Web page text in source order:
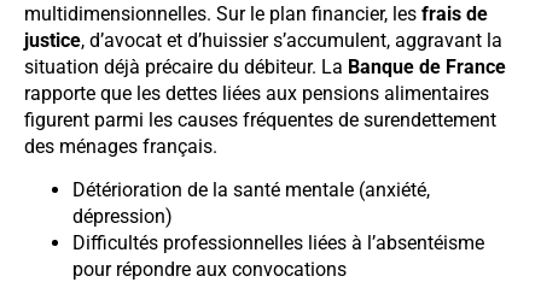
multidimensionnelles. Sur le plan financier, les frais de
justice, d’avocat et d’huissier s’accumulent, aggravant la
situation déjà précaire du débiteur. La Banque de France
rapporte que les dettes liées aux pensions alimentaires
figurent parmi les causes fréquentes de surendettement
des ménages français.
Détérioration de la santé mentale (anxiété,
dépression)
Difficultés professionnelles liées à l’absentéisme
pour répondre aux convocations